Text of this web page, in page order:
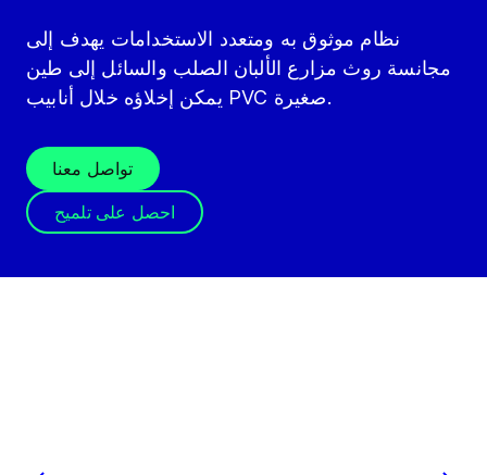
نظام موثوق به ومتعدد الاستخدامات يهدف إلى
مجانسة روث مزارع الألبان الصلب والسائل إلى طين
يمكن إخلاؤه خلال أنابيب PVC صغيرة.
تواصل معنا
احصل على تلميح